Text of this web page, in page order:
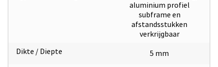
Dikte / Diepte
aluminium profiel
subframe en
afstandsstukken
verkrijgbaar
5 mm